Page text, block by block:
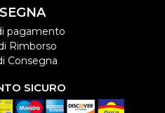
pagamento
Rimborso
Consegna
SICURO